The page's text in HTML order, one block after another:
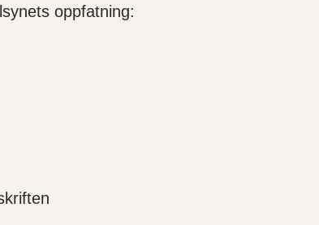
oppfatning: